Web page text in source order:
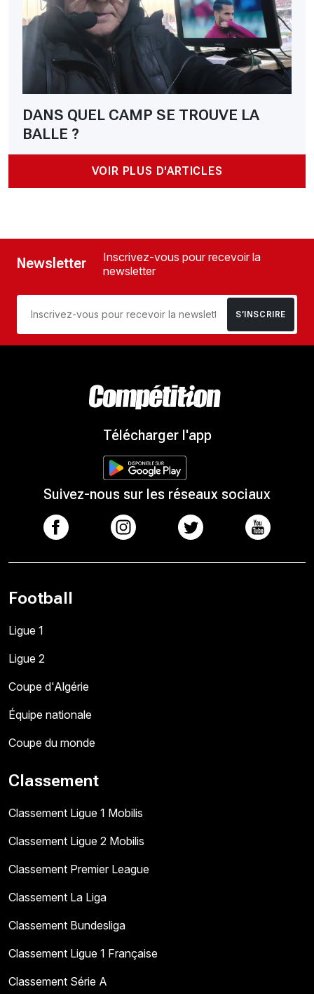
DANS QUEL CAMP SE TROUVE LA
BALLE ?
VOIR PLUS D'ARTICLES
Newsletter
Inscrivez-vous pour recevoir la
newsletter
S’INSCRIRE
Télécharger l'app
Suivez-nous sur les réseaux sociaux
Football
Ligue 1
Ligue 2
Coupe d'Algérie
Équipe nationale
Coupe du monde
Classement
Classement Ligue 1 Mobilis
Classement Ligue 2 Mobilis
Classement Premier League
Classement La Liga
Classement Bundesliga
Classement Ligue 1 Française
Classement Série A